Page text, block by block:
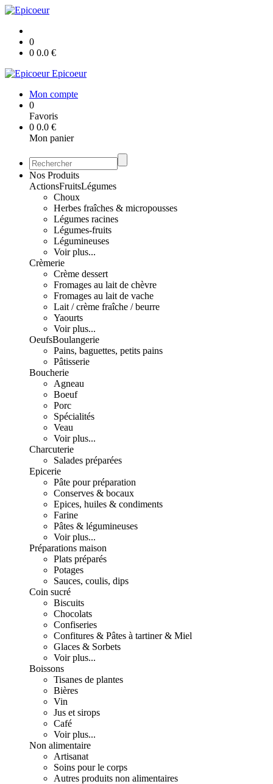
0
0 0.0 €
Epicoeur
Mon compte
0
Favoris
0 0.0 €
Mon panier
Nos Produits
ActionsFruitsLégumes
Choux
Herbes fraîches & micropousses
Légumes racines
Légumes-fruits
Légumineuses
Voir plus...
Crèmerie
Crème dessert
Fromages au lait de chèvre
Fromages au lait de vache
Lait / crème fraîche / beurre
Yaourts
Voir plus...
OeufsBoulangerie
Pains, baguettes, petits pains
Pâtisserie
Boucherie
Agneau
Boeuf
Porc
Spécialités
Veau
Voir plus...
Charcuterie
Salades préparées
Epicerie
Pâte pour préparation
Conserves & bocaux
Epices, huiles & condiments
Farine
Pâtes & légumineuses
Voir plus...
Préparations maison
Plats préparés
Potages
Sauces, coulis, dips
Coin sucré
Biscuits
Chocolats
Confiseries
Confitures & Pâtes à tartiner & Miel
Glaces & Sorbets
Voir plus...
Boissons
Tisanes de plantes
Bières
Vin
Jus et sirops
Café
Voir plus...
Non alimentaire
Artisanat
Soins pour le corps
Autres produits non alimentaires